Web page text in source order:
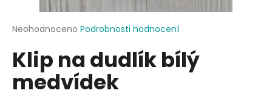
Průměrné
produktu
je
Neohodnoceno Podrobnosti hodnocení
Klip na dudlík bílý
medvídek
j
t
?